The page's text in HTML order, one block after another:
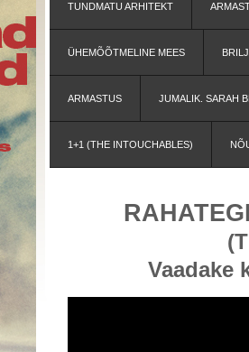
TUNDMATU ARHITEKT
ÜHEMÕÕTMELINE MEES
ARMASTUS JUMALIK. SARAH
1+1 (THE INTOUCHABLES)
Vaadake